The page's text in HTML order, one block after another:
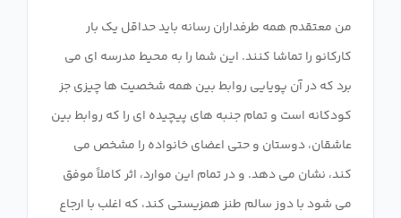
من معتقدم همه طرفداران رسانه باید حداقل یک بار
کارکانو را تماشا کنند. این شما را به محیط مدرسه ای می
برد که در آن پویایی روابط بین همه شخصیت ها چیزی جز
کودکانه است و تمام جنبه های پیچیده ای را که روابط بین
عاشقان، دوستان و حتی اعضای خانواده را مشخص می
کند، نشان می دهد. و در تمام این موارد، اثر کاملاً موفق
می شود با دوز سالم طنز همزیستی کند، که اغلب با ارجاع